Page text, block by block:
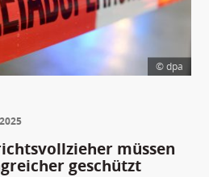
© dpa
müssen
geschützt